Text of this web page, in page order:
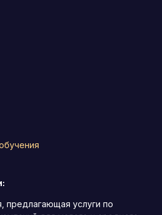
предлагающая услуги по